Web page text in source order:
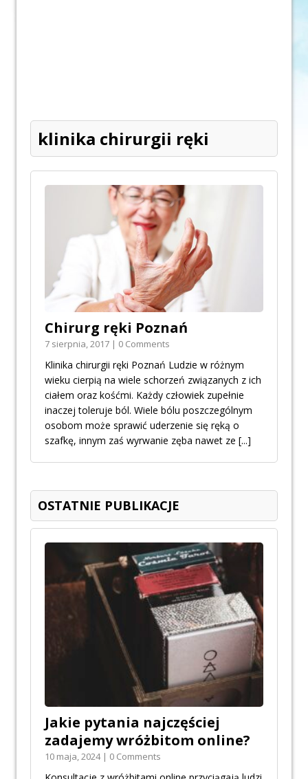
klinika chirurgii ręki
Chirurg ręki Poznań
7 sierpnia, 2017 | 0 Comments
Klinika chirurgii ręki Poznań Ludzie w różnym
wieku cierpią na wiele schorzeń związanych z ich
ciałem oraz kośćmi. Każdy człowiek zupełnie
inaczej toleruje ból. Wiele bólu poszczególnym
osobom może sprawić uderzenie się ręką o
szafkę, innym zaś wyrwanie zęba nawet ze [...]
OSTATNIE PUBLIKACJE
Jakie pytania najczęściej
zadajemy wróżbitom online?
10 maja, 2024 | 0 Comments